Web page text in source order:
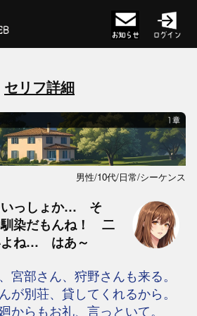
セリフ詳細
男性/10代/日常/シーケンス
いっしょか… そ
馴染だもんね！ 二
よね… はあ～
宮部さん、狩野さんも来る。
が別荘、貸してくれるから。
からもお礼、言っといて。